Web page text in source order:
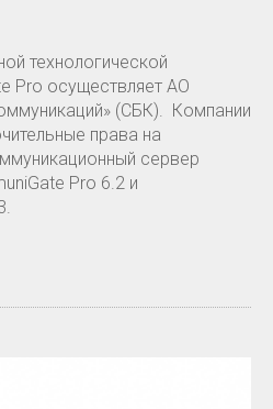
технологической
Pro осуществляет АО
(СБК). Компании
права на
сервер
Pro 6.2 и